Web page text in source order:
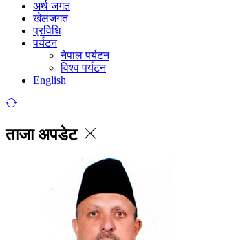
अर्थ जगत
खेलजगत
प्रविधि
पर्यटन
नेपाल पर्यटन
विश्व पर्यटन
English
ताजा अपडेट